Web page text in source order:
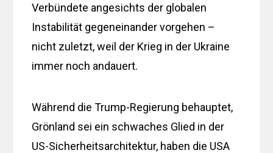
Verbündete angesichts der globalen
Instabilität gegeneinander vorgehen –
nicht zuletzt, weil der Krieg in der Ukraine
immer noch andauert.
Während die Trump-Regierung behauptet,
Grönland sei ein schwaches Glied in der
US-Sicherheitsarchitektur, haben die USA